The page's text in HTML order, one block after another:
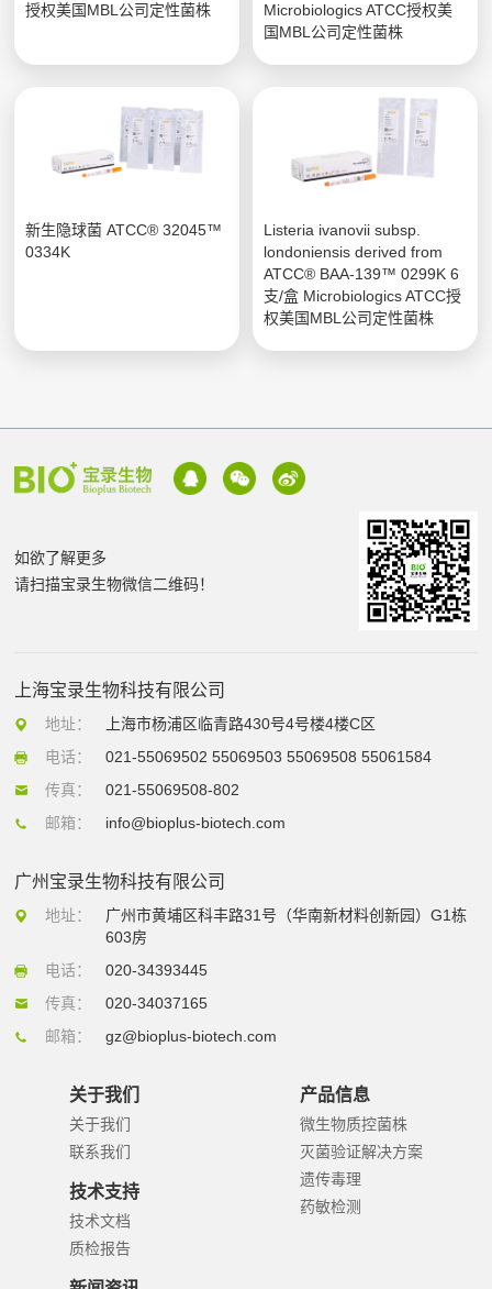
授权美国MBL公司定性菌株
Microbiologics ATCC授权美
国MBL公司定性菌株
新生隐球菌 ATCC® 32045™
0334K
Listeria ivanovii subsp.
londoniensis derived from
ATCC® BAA-139™ 0299K 6
支/盒 Microbiologics ATCC授
权美国MBL公司定性菌株
如欲了解更多
请扫描宝录生物微信二维码！
上海宝录生物科技有限公司
地址：
上海市杨浦区临青路430号4号楼4楼C区
电话：
021-55069502 55069503 55069508 55061584
传真：
021-55069508-802
邮箱：
info@bioplus-biotech.com
广州宝录生物科技有限公司
地址：
广州市黄埔区科丰路31号（华南新材料创新园）G1栋
603房
电话：
020-34393445
传真：
020-34037165
邮箱：
gz@bioplus-biotech.com
关于我们
关于我们
联系我们
技术支持
技术文档
质检报告
产品信息
微生物质控菌株
灭菌验证解决方案
遗传毒理
药敏检测